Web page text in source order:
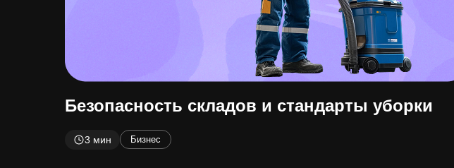
Безопасность складов и стандарты уборки
3 мин Бизнес